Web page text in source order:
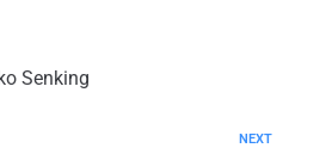
Senking
NEXT